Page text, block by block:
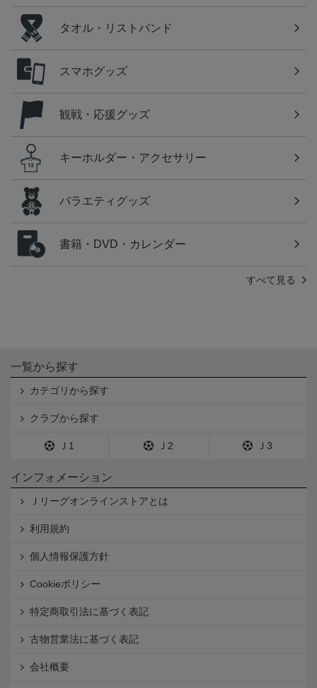
タオル・リストバンド
スマホグッズ
観戦・応援グッズ
キーホルダー・アクセサリー
バラエティグッズ
書籍・DVD・カレンダー
すべて見る
一覧から探す
カテゴリから探す
クラブから探す
Ｊ1 Ｊ2 Ｊ3
インフォメーション
Ｊリーグオンラインストアとは
利用規約
個人情報保護方針
Cookieポリシー
特定商取引法に基づく表記
古物営業法に基づく表記
会社概要